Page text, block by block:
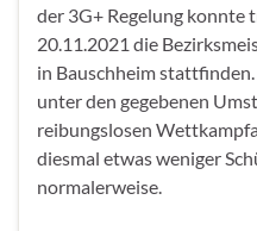
der 3G+ Regelung konnte
20.11.2021 die
in Bauschheim
unter den gegebenen
reibungslosen
diesmal etwas weniger
normalerweise.